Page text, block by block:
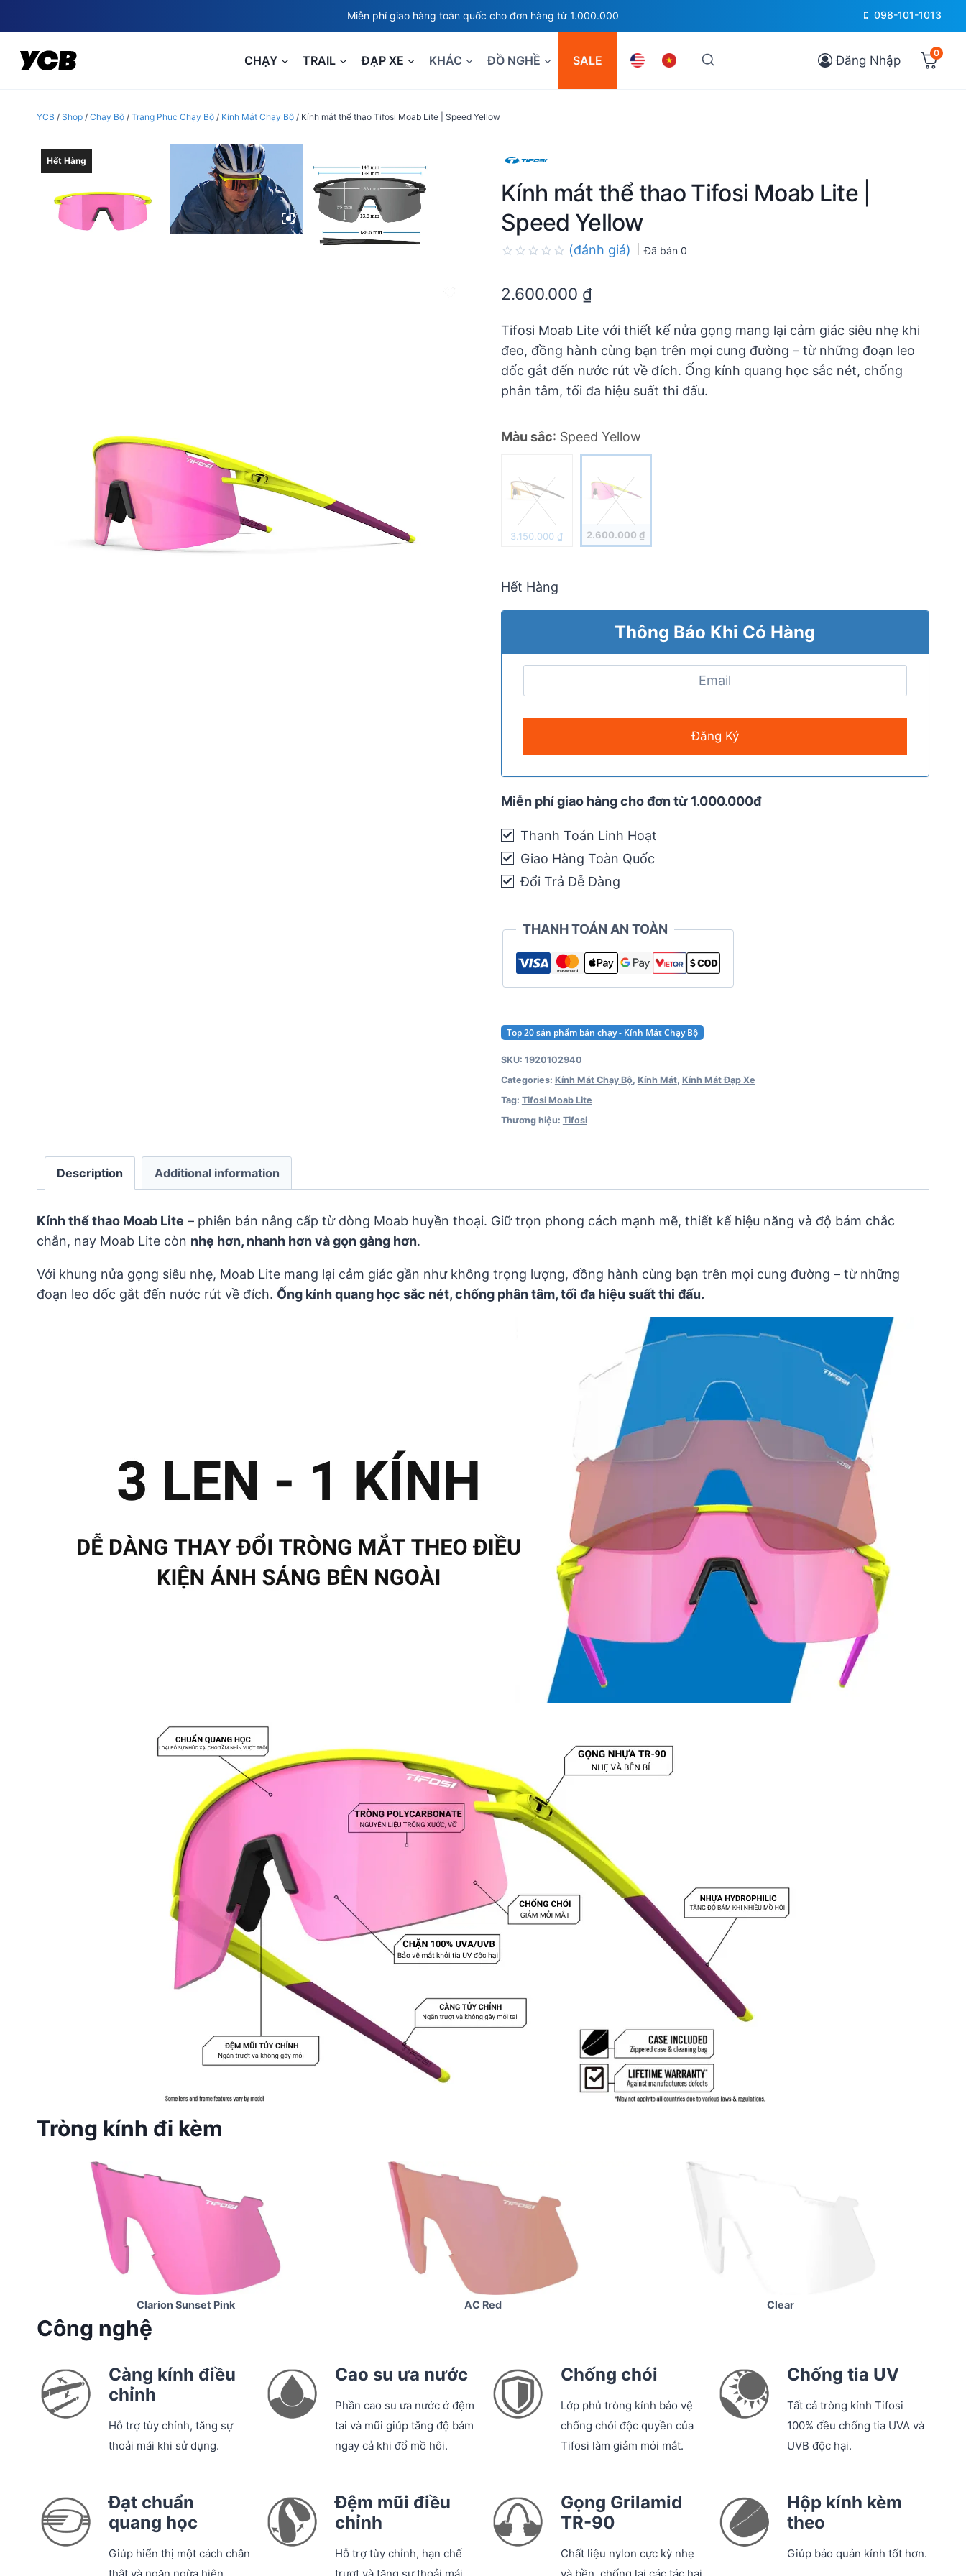
to
content
Miễn phí giao hàng toàn quốc cho đơn hàng từ 1.000.000 098-101-1013
CHẠY TRAIL ĐẠP XE KHÁC ĐỒ NGHỀ SALE Đăng Nhập 0
YCB / Shop / Chạy Bộ / Trang Phục Chạy Bộ / Kính Mát Chạy Bộ / Kính mát thể thao Tifosi Moab Lite | Speed Yellow
Hết Hàng
Kính mát thể thao Tifosi Moab Lite |
Speed Yellow
out
(đánh giá) Đã bán 0
2.600.000 ₫
Tifosi Moab Lite với thiết kế nửa gọng mang lại cảm giác siêu nhẹ khi
đeo, đồng hành cùng bạn trên mọi cung đường – từ những đoạn leo
dốc gắt đến nước rút về đích. Ống kính quang học sắc nét, chống
phân tâm, tối đa hiệu suất thi đấu.
Màu sắc: Speed Yellow
3.150.000 ₫ 2.600.000₫
Hết Hàng
Thông Báo Khi Có Hàng
Miễn phí giao hàng cho đơn từ 1.000.000đ
Thanh Toán Linh Hoạt
Giao Hàng Toàn Quốc
Đổi Trả Dễ Dàng
THANH TOÁN AN TOÀN
Top 20 sản phẩm bán chạy - Kính Mát Chạy Bộ
SKU: 1920102940
Categories: Kính Mát Chạy Bộ, Kính Mát, Kính Mát Đạp Xe
Tag: Tifosi Moab Lite
Thương hiệu: Tifosi
Description Additional information
Kính thể thao Moab Lite – phiên bản nâng cấp từ dòng Moab huyền thoại. Giữ trọn phong cách mạnh mẽ, thiết kế hiệu năng và độ bám chắc
chắn, nay Moab Lite còn nhẹ hơn, nhanh hơn và gọn gàng hơn.
Với khung nửa gọng siêu nhẹ, Moab Lite mang lại cảm giác gần như không trọng lượng, đồng hành cùng bạn trên mọi cung đường – từ những
đoạn leo dốc gắt đến nước rút về đích. Ống kính quang học sắc nét, chống phân tâm, tối đa hiệu suất thi đấu.
Tròng kính đi kèm
Clarion Sunset Pink AC Red Clear
Công nghệ
Càng kính điều
chỉnh
Hỗ trợ tùy chỉnh, tăng sự
thoải mái khi sử dụng.
Cao su ưa nước
Phần cao su ưa nước ở đệm
tai và mũi giúp tăng độ bám
ngay cả khi đổ mồ hôi.
Chống chói
Lớp phủ tròng kính bảo vệ
chống chói độc quyền của
Tifosi làm giảm mỏi mắt.
Chống tia UV
Tất cả tròng kính Tifosi
100% đều chống tia UVA và
UVB độc hại.
Đạt chuẩn
quang học
Giúp hiển thị một cách chân
Đệm mũi điều
chỉnh
Hỗ trợ tùy chỉnh, hạn chế
Gọng Grilamid
TR-90
Chất liệu nylon cực kỳ nhẹ
Hộp kính kèm
theo
Giúp bảo quản kính tốt hơn.